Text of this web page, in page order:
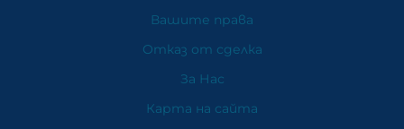
Вашите права
Отказ от сделка
За Нас
Карта на сайта